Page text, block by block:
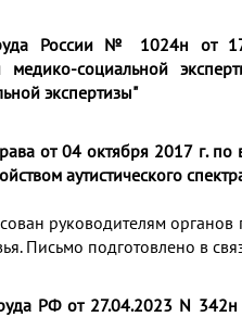
России № 1024н от
медико-социальной
экспертизы"
от 04 октября 2017 г. по
аутистического
руководителям органов
Письмо подготовлено в
РФ от 27.04.2023 N